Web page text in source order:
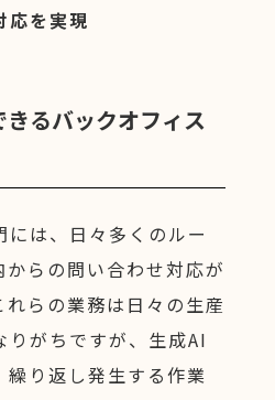
応を実現
るバックオフィス
は、日々多くのルー
らの問い合わせ対応が
らの業務は日々の生産
りがちですが、生成AI
繰り返し発生する作業